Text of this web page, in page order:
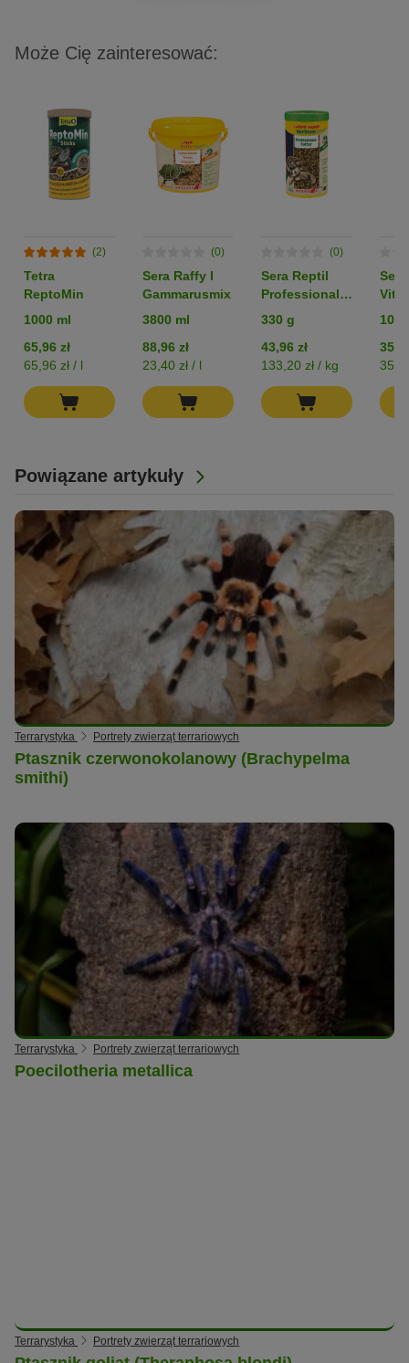
Powiązane artykuły
Terrarystyka Portrety zwierząt terrariowych
Ptasznik czerwonokolanowy (Brachypelma
smithi)
Terrarystyka Portrety zwierząt terrariowych
Poecilotheria metallica
Terrarystyka Portrety zwierząt terrariowych
Może Cię zainteresować:
(2)
Tetra
ReptoMin
1000 ml
65,96 zł
65,96 zł / l
(0)
Sera Raffy I
Gammarusmix
3800 ml
88,96 zł
23,40 zł / l
(0)
Sera Reptil
Professional
Herbivor
Nature
330 g
43,96 zł
133,20 zł / kg